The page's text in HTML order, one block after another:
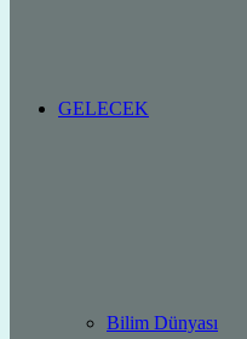
GELECEK
Bilim Dünyası